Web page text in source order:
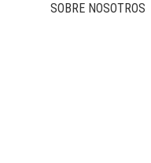
SOBRE NOSOTROS